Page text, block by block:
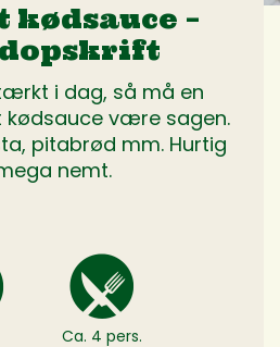
–
i dag, så må en
kødsauce være sagen.
pitabrød mm. Hurtig
nemt.
Ca. 4 pers.